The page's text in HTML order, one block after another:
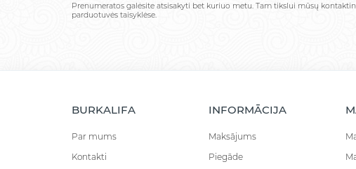
Prenumeratos galėsite atsisakyti bet kuriuo metu. Tam tikslui mūsų
parduotuvės taisyklėse.
BURKALIFA
Par mums
Kontakti
INFORMĀCIJA
Maksājums
Piegāde